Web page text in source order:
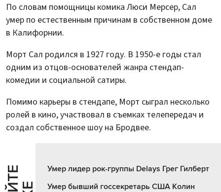
По словам помощницы комика Люси Мерсер, Сал
умер по естественным причинам в собственном доме
в Калифорнии.
Морт Сал родился в 1927 году. В 1950-е годы стал
одним из отцов-основателей жанра стендап-
комедии и социальной сатиры.
Помимо карьеры в стендапе, Морт сыграл несколько
ролей в кино, участвовал в съемках телепередач и
создал собственное шоу на Бродвее.
Умер лидер рок-группы Delays Грег Гилберт
Умер бывший госсекретарь США Колин